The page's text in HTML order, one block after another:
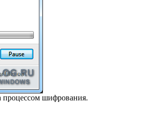
процессом шифрования.